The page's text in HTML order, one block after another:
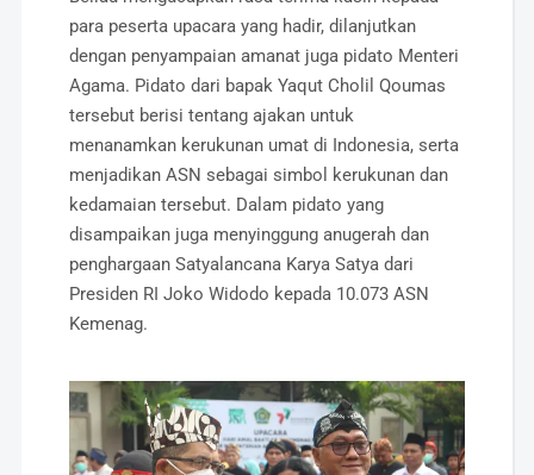
para peserta upacara yang hadir, dilanjutkan
dengan penyampaian amanat juga pidato Menteri
Agama. Pidato dari bapak Yaqut Cholil Qoumas
tersebut berisi tentang ajakan untuk
menanamkan kerukunan umat di Indonesia, serta
menjadikan ASN sebagai simbol kerukunan dan
kedamaian tersebut. Dalam pidato yang
disampaikan juga menyinggung anugerah dan
penghargaan Satyalancana Karya Satya dari
Presiden RI Joko Widodo kepada 10.073 ASN
Kemenag.